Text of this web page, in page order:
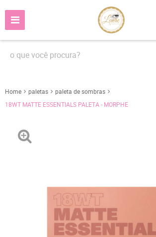
Home paletas
paleta de sombras
18WT MATTE ESSENTIALS PALETA - MORPHE